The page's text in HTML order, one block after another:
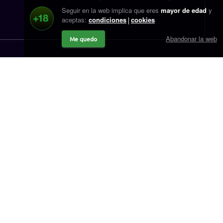
Seguir en la web implica que eres mayor de edad y
aceptas: condiciones cookies
Me quedo Abandonar la web